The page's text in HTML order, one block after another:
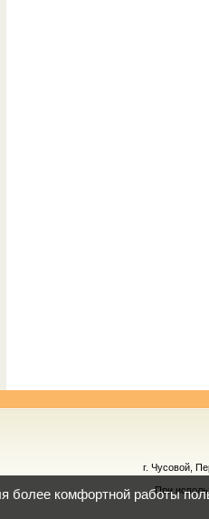
г. Чусовой,
При
более комфортной работы